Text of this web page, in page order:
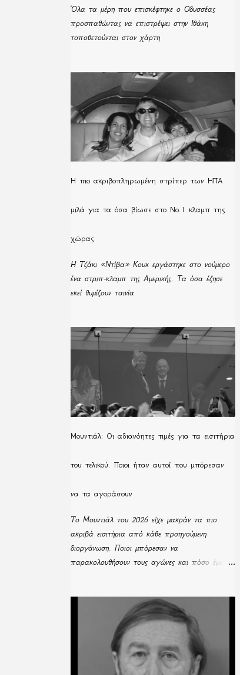
Όλα τα μέρη που επισκέφτηκε ο Οδυσσέας
προσπαθώντας να επιστρέψει στην Ιθάκη
τοποθετούνται στον χάρτη
H πιο ακριβοπληρωμένη στρίπερ των ΗΠΑ
μιλά για τα όσα βίωσε στο Νο.1 κλαμπ της
χώρας
Η Τζάκι «Ντίβα» Κουκ εργάστηκε στο νούμερο
ένα στριπ-κλαμπ της Αμερικής. Τα όσα έζησε
εκεί θυμίζουν ταινία
Μουντιάλ: Οι αδιανόητες τιμές για τα εισιτήρια
του τελικού. Ποιοι ήταν αυτοί που μπόρεσαν
να τα αγοράσουν
Το Μουντιάλ του 2026 είχε μακράν τα πιο
ακριβά εισιτήρια από κάθε προηγούμενη
διοργάνωση. Ποιοι μπόρεσαν να
παρακολουθήσουν τους αγώνες και πόσο έμειναν